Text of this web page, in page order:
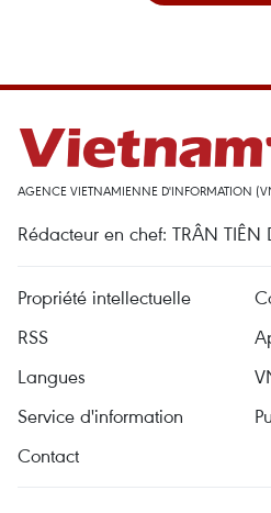
AGENCE VIETNAMIENNE D'INFORMATION
Rédacteur en chef: TRÂN TIÊN
Propriété intellectuelle
RSS
Langues
Service d'information
Contact